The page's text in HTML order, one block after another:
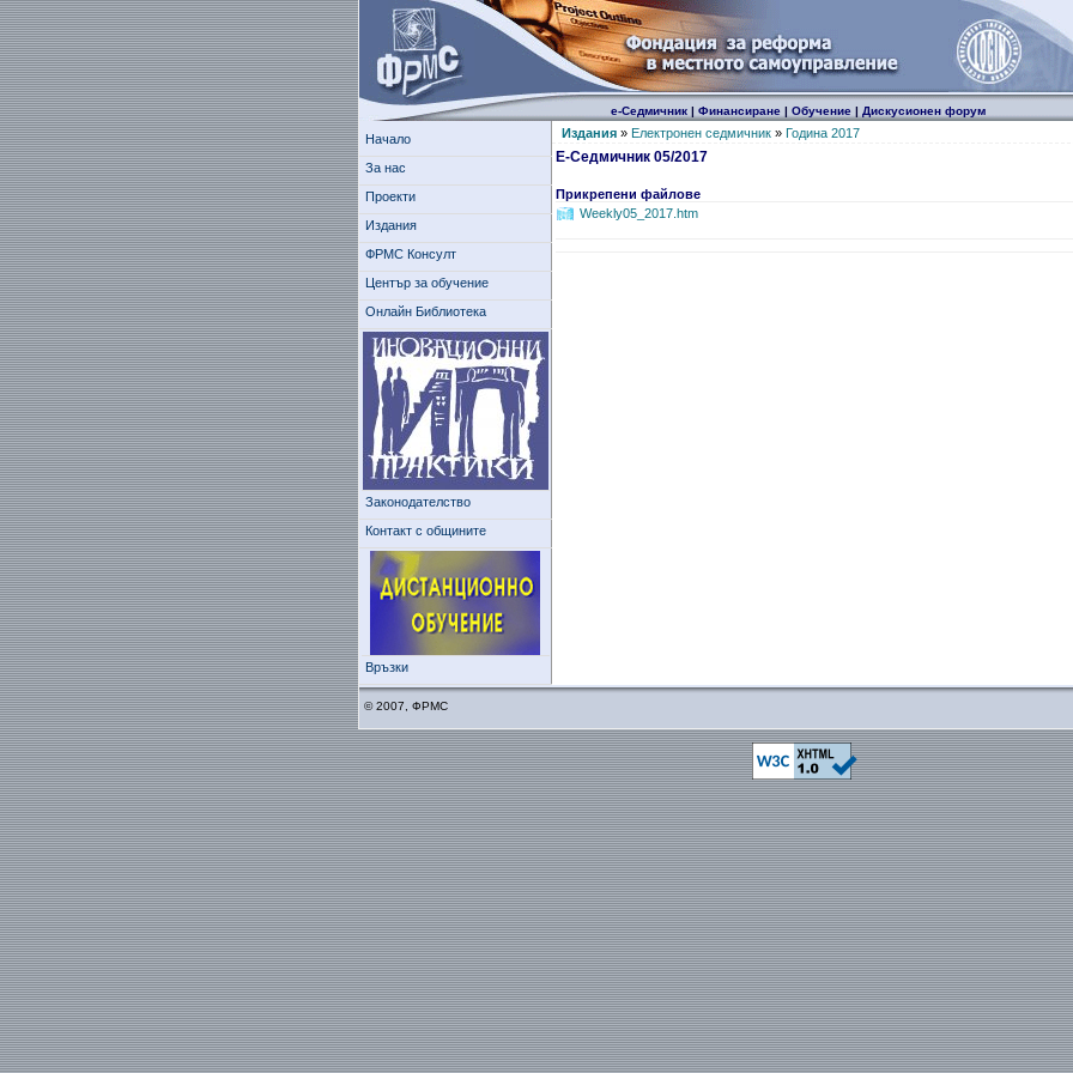
е-Седмичник| Финансиране| Обучение| Дискусионен форум
Начало
За нас
Проекти
Издания
ФРМС Консулт
Център за обучение
Онлайн Библиотека
Законодателство
Контакт с общините
Връзки
Издания» Електронен седмичник» Година 2017
Е-Седмичник 05/2017
Прикрепени файлове
Weekly05_2017.htm
© 2007, ФРМС